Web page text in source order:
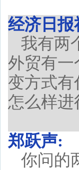
经济日报
我有两
外贸有一
变方式
怎么样进
郑跃声:
你问的